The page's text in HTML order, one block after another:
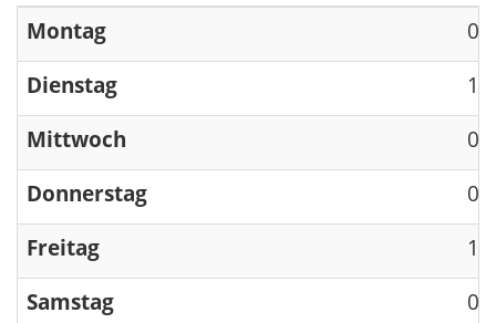
Montag
Dienstag
Mittwoch
Donnerstag
Freitag
Samstag